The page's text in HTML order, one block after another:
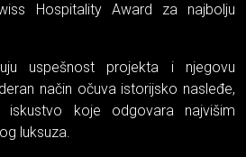
Hospitality Award za najbolju
uspešnost projekta i njegovu
način očuva istorijsko nasleđe,
iskustvo koje odgovara najvišim
luksuza.